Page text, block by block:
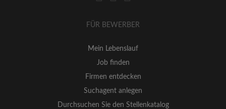
FÜR BEWERBER
Mein Lebenslauf
Job finden
Firmen entdecken
Suchagent anlegen
Durchsuchen Sie den Stellenkatalog